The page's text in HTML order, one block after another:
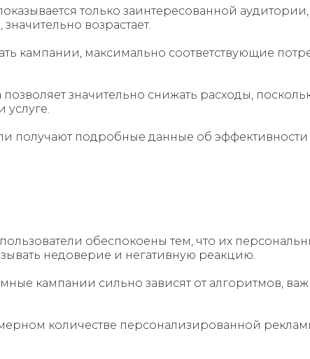
только заинтересованной аудитории,
возрастает.
кампании, максимально соответствующие
значительно снижать расходы,
услуге.
получают подробные данные об эффективности
обеспокоены тем, что их
недоверие и негативную реакцию.
кампании сильно зависят от алгоритмов,
количестве персонализированной